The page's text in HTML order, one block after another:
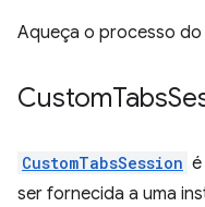
Aqueça o processo do
CustomTabs
CustomTabsSession
ser fornecida a uma